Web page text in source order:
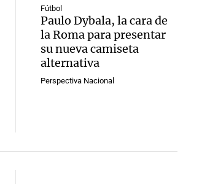
Fútbol
Paulo Dybala, la cara de
la Roma para presentar
su nueva camiseta
alternativa
Perspectiva Nacional